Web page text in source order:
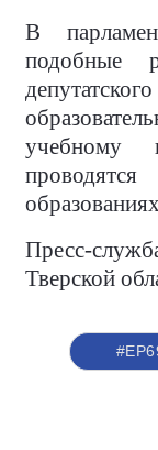
В
подобные
учебному
Пресс-
Тверской